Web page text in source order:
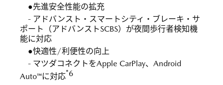
●先進安全性能の拡充
- アドバンスト・スマートシティ・ブレーキ・サ
ポート（アドバンストSCBS）が夜間歩行者検知機
能に対応
●快適性/利便性の向上
- マツダコネクトをApple CarPlay、Android
Auto™に対応*6